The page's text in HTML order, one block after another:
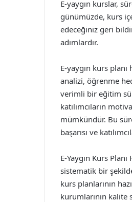
E-yaygın kurslar,
günümüzde, kurs
edeceğiniz geri
adımlardır.
E-yaygın kurs
analizi, öğrenme
verimli bir eğitim
katılımcıların
mümkündür. Bu
başarısı ve
E-Yaygın Kurs
sistematik bir
kurs planlarının
kurumlarının kalite